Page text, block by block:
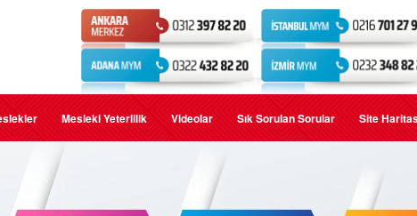
Mesleki Yeterlilik Videolar Sık Sorulan Sorular Site